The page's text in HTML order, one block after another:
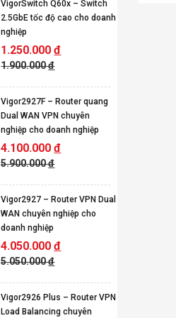
VigorSwitch Q60x – Switch
2.5GbE tốc độ cao cho doanh
nghiệp
1.250.000đ
1.900.000đ
Vigor2927F – Router quang
Dual WAN VPN chuyên
nghiệp cho doanh nghiệp
4.100.000đ
5.900.000đ
Vigor2927 – Router VPN Dual
WAN chuyên nghiệp cho
doanh nghiệp
4.050.000đ
5.050.000đ
Vigor2926 Plus – Router VPN
Load Balancing chuyên